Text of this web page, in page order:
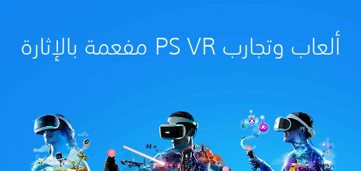
ألعاب وتجارب PS VR مفعمة بالإثارة